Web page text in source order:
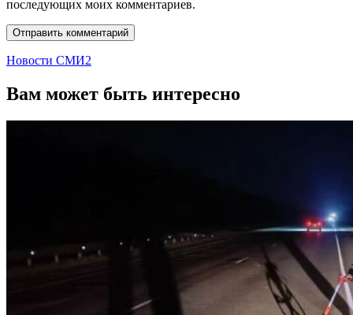
последующих моих комментариев.
Новости СМИ2
Вам может быть интересно